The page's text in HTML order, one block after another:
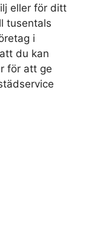
eller för ditt
tusentals
i
du kan
för att ge